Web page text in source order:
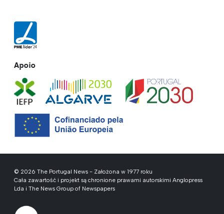
Apoio
© 2026 The Portugal News - Założona w 1977 roku
Cała zawartość i projekt są chronione prawami autorskimi Anglopress
Lda i The News Group of Newspapers